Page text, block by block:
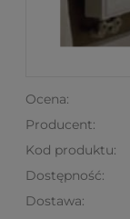
Ocena:
Producent:
Kod produktu:
Dostępność:
Dostawa: